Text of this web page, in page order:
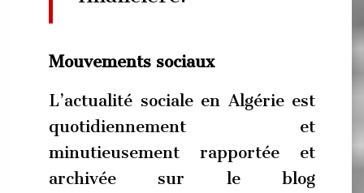
Mouvements sociaux
L’actualité sociale en Algérie est
quotidiennement et
minutieusement rapportée et
archivée sur le blog